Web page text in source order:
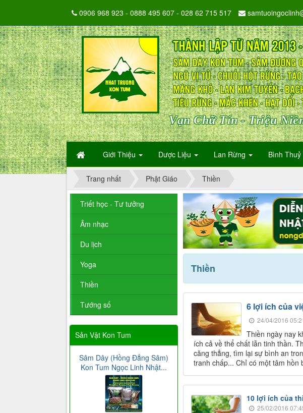
Vạn Chữ Tín - Triệu
Giới Thiệu Dược Liệu Lan Rừng Bình Thuỷ
0906 968 923 - 0888 495 607 - 028 62 715 517
Trang nhất Phật Giáo Thiền
Thiền
6 lợi ích của
24/04/2016
Thiền ngày nay
ích cả về thể chất lẫn tinh thần.
căng thẳng, tìm lại sự bình an
tranh chấp... Chỉ có một tâm
10 lợi ích của
25/02/2016
Triết học - Tư tưởng
Âm nhạc
Du lịch
Yoga
Thiền
Tướng số
Sản Vật Kon Tum
Sâm Dây (Hồng Đẳng Sâm)
Kon Tum Ngọc Linh Nhật...